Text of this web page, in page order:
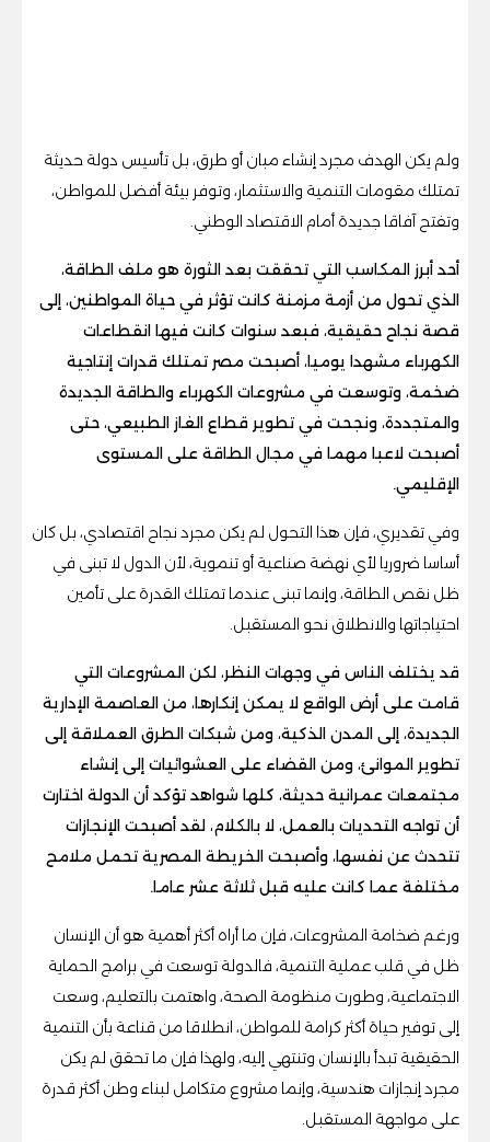
ولم يكن الهدف مجرد إنشاء مبان أو طرق، بل تأسيس دولة حديثة
تمتلك مقومات التنمية والاستثمار، وتوفر بيئة أفضل للمواطن،
وتفتح آفاقا جديدة أمام الاقتصاد الوطني.
أحد أبرز المكاسب التي تحققت بعد الثورة هو ملف الطاقة،
الذي تحول من أزمة مزمنة كانت تؤثر في حياة المواطنين، إلى
قصة نجاح حقيقية، فبعد سنوات كانت فيها انقطاعات
الكهرباء مشهدا يوميا، أصبحت مصر تمتلك قدرات إنتاجية
ضخمة، وتوسعت في مشروعات الكهرباء والطاقة الجديدة
والمتجددة، ونجحت في تطوير قطاع الغاز الطبيعي، حتى
أصبحت لاعبا مهما في مجال الطاقة على المستوى
الإقليمي.
وفي تقديري، فإن هذا التحول لم يكن مجرد نجاح اقتصادي، بل كان
أساسا ضروريا لأي نهضة صناعية أو تنموية، لأن الدول لا تبنى في
ظل نقص الطاقة، وإنما تبنى عندما تمتلك القدرة على تأمين
احتياجاتها والانطلاق نحو المستقبل.
قد يختلف الناس في وجهات النظر، لكن المشروعات التي
قامت على أرض الواقع لا يمكن إنكارها، من العاصمة الإدارية
الجديدة، إلى المدن الذكية، ومن شبكات الطرق العملاقة إلى
تطوير الموانئ، ومن القضاء على العشوائيات إلى إنشاء
مجتمعات عمرانية حديثة، كلها شواهد تؤكد أن الدولة اختارت
أن تواجه التحديات بالعمل، لا بالكلام، لقد أصبحت الإنجازات
تتحدث عن نفسها، وأصبحت الخريطة المصرية تحمل ملامح
مختلفة عما كانت عليه قبل ثلاثة عشر عاما.
ورغم ضخامة المشروعات، فإن ما أراه أكثر أهمية هو أن الإنسان
ظل في قلب عملية التنمية، فالدولة توسعت في برامج الحماية
الاجتماعية، وطورت منظومة الصحة، واهتمت بالتعليم، وسعت
إلى توفير حياة أكثر كرامة للمواطن، انطلاقا من قناعة بأن التنمية
الحقيقية تبدأ بالإنسان وتنتهي إليه، ولهذا فإن ما تحقق لم يكن
مجرد إنجازات هندسية، وإنما مشروع متكامل لبناء وطن أكثر قدرة
على مواجهة المستقبل.